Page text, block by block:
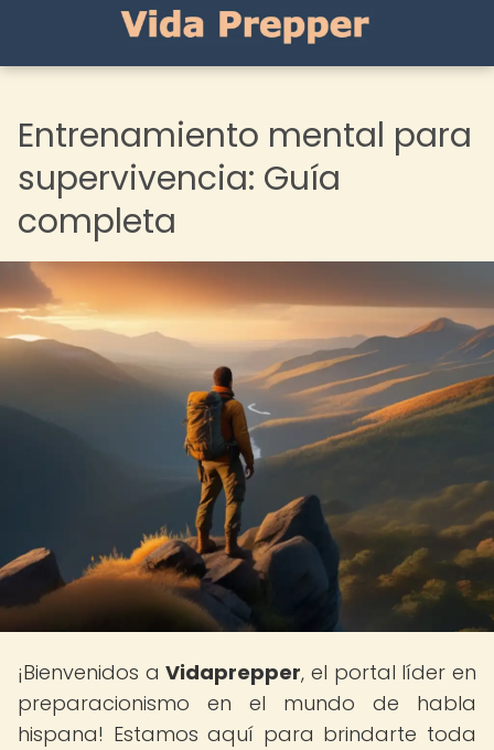
Entrenamiento mental para
supervivencia: Guía
completa
¡Bienvenidos aVidaprepper, el portal líder en
preparacionismo en el mundo de habla
hispana! Estamos aquí para brindarte toda